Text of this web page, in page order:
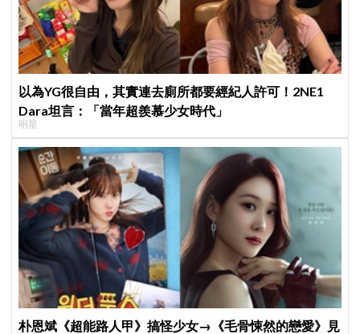
以為YG很自由，其實連去廁所都要經紀人許可！2NE1
Dara坦言：「當年超羨慕少女時代」
明星
朴恩斌《超能路人甲》搞怪少女→《毛骨悚然的戀愛》見